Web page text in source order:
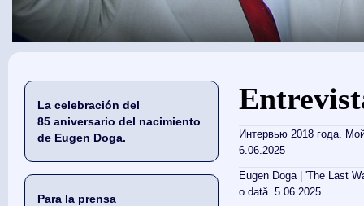
La celebración del
85 aniversario del nacimiento
de Eugen Doga.
Para la prensa
Usted está aquí
Интервью 2018 года.
6.06.2025
Eugen Doga | 'The Last
o dată. 5.06.2025